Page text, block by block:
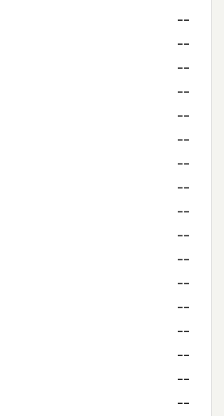
--
--
--
--
--
--
--
--
--
--
--
--
--
--
--
--
--